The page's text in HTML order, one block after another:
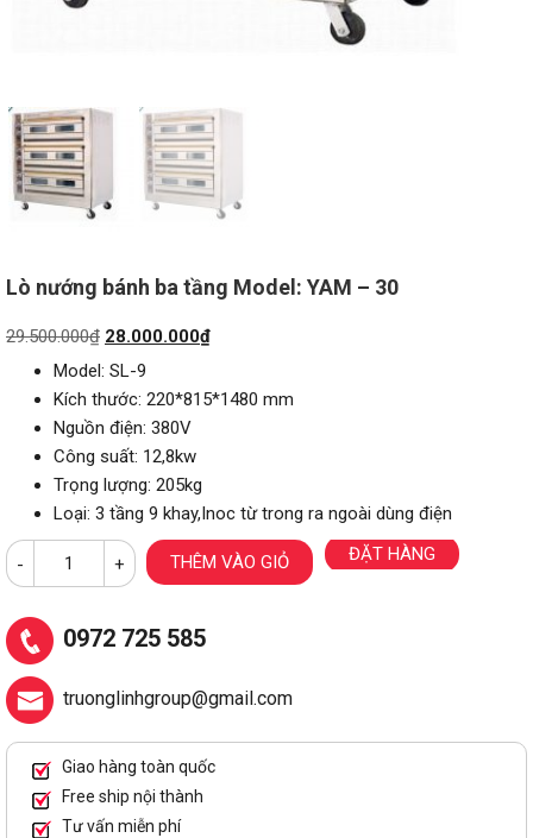
Lò nướng bánh ba tầng Model: YAM – 30
29.500.000₫ Giá
gốc
là:
29.500.000₫.
28.000.000₫Giá
tại
Model: SL-9
Kích thước: 220*815*1480 mm
Nguồn điện: 380V
Công suất: 12,8kw
Trọng lượng: 205kg
Loại: 3 tầng 9 khay,Inoc từ trong ra ngoài dùng điện
- + THÊM VÀO GIỎ ĐẶT HÀNG
0972 725 585
truonglinhgroup@gmail.com
Giao hàng toàn quốc
Free ship nội thành
Tư vấn miễn phí